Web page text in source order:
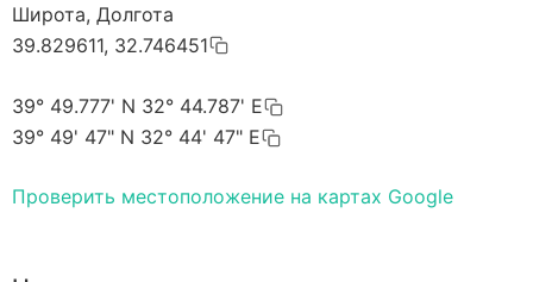
Широта, Долгота
39.829611, 32.746451
39° 49.777' N 32° 44.787' E
39° 49' 47" N 32° 44' 47" E
Проверить местоположение на картах Google